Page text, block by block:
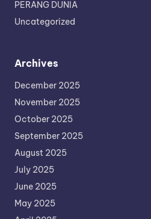
PERANG DUNIA
Uncategorized
Archives
December 2025
November 2025
October 2025
September 2025
August 2025
July 2025
June 2025
May 2025